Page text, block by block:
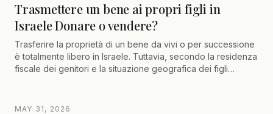
liquidare una comproprietà evitando le trappole fiscali e
finanziarie.
Trasmettere un bene ai propri figli in
Israele Donare o vendere?
Trasferire la proprietà di un bene da vivi o per successione
è totalmente libero in Israele. Tuttavia, secondo la residenza
fiscale dei genitori e la situazione geografica dei figli
semplice donazione immobiliare. Tra riduzione della tassa di
MAY 31, 2026